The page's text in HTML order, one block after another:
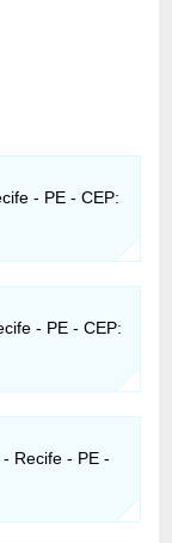
- PE - CEP:
- PE - CEP:
Recife - PE -